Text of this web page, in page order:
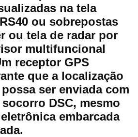
na tela
ou sobrepostas
ou tela de radar por
multifuncional
receptor GPS
que a localização
ser enviada com
DSC, mesmo
embarcada